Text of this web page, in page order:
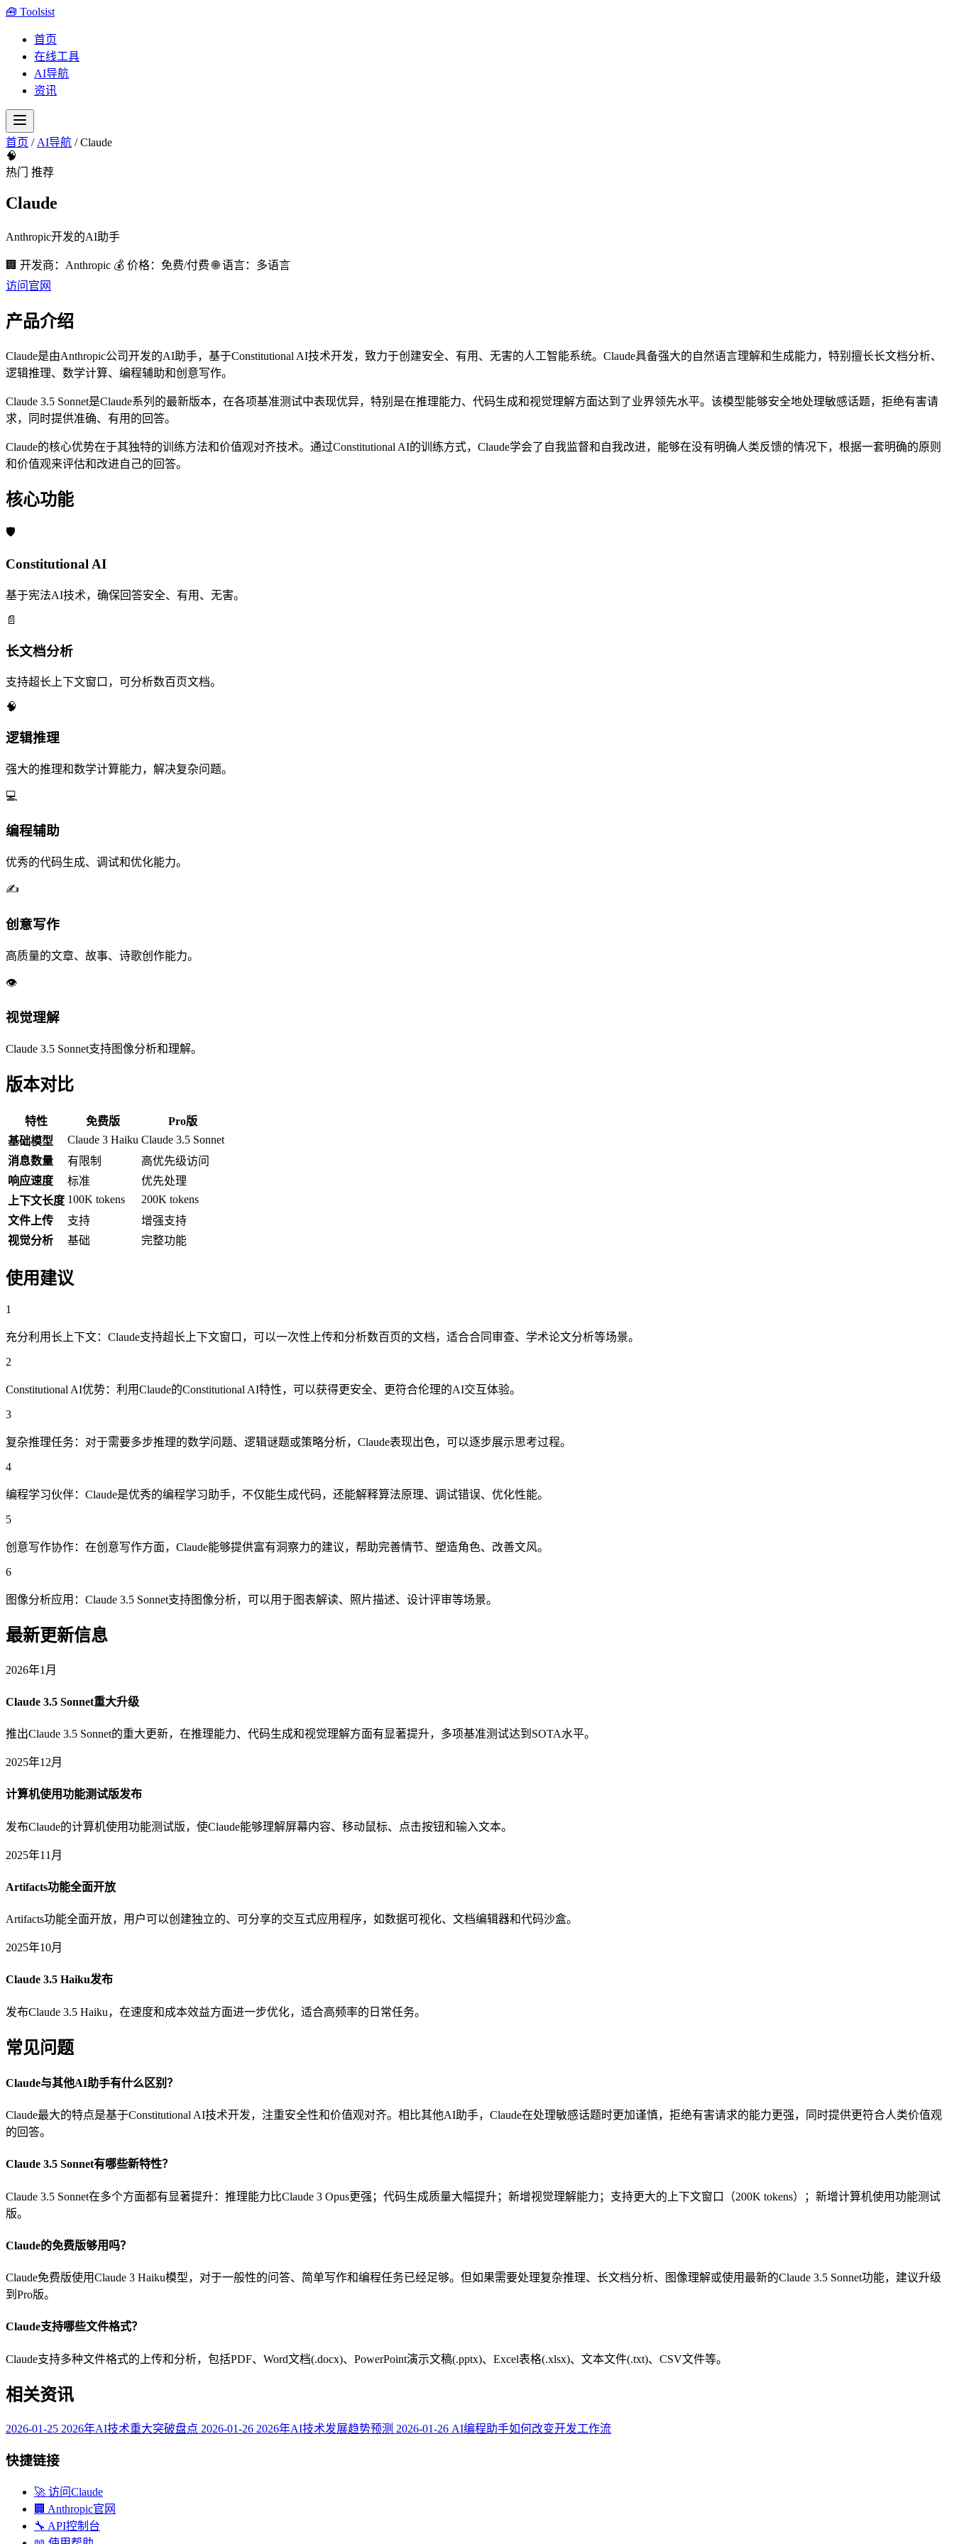
🧰 Toolsist
首页
在线工具
AI导航
资讯
首页 / AI导航 / Claude
🧠
热门
推荐
Claude
Anthropic开发的AI助手
🏢 开发商：Anthropic 💰 价格：免费/付费 🌐 语言：多语言
访问官网
产品介绍
Claude是由Anthropic公司开发的AI助手，基于Constitutional AI技术开发，致力于创建安全、有用、无害的人工智能系统。Claude具备强大的自然语言理解和生成能力，特别擅长长文档分析、
逻辑推理、数学计算、编程辅助和创意写作。
Claude 3.5 Sonnet是Claude系列的最新版本，在各项基准测试中表现优异，特别是在推理能力、代码生成和视觉理解方面达到了业界领先水平。该模型能够安全地处理敏感话题，拒绝有害请
求，同时提供准确、有用的回答。
Claude的核心优势在于其独特的训练方法和价值观对齐技术。通过Constitutional AI的训练方式，Claude学会了自我监督和自我改进，能够在没有明确人类反馈的情况下，根据一套明确的原则
和价值观来评估和改进自己的回答。
核心功能
🛡️
Constitutional AI
基于宪法AI技术，确保回答安全、有用、无害。
📄
长文档分析
支持超长上下文窗口，可分析数百页文档。
🧠
逻辑推理
强大的推理和数学计算能力，解决复杂问题。
💻
编程辅助
优秀的代码生成、调试和优化能力。
✍️
创意写作
高质量的文章、故事、诗歌创作能力。
👁️
视觉理解
Claude 3.5 Sonnet支持图像分析和理解。
版本对比
特性 免费版
Pro版
基础模型
Claude 3 Haiku Claude 3.5 Sonnet
消息数量
有限制
高优先级访问
响应速度
标准
优先处理
上下文长度 100K tokens
200K tokens
文件上传
支持
增强支持
视觉分析
基础 完整功能
使用建议
1
充分利用长上下文：Claude支持超长上下文窗口，可以一次性上传和分析数百页的文档，适合合同审查、学术论文分析等场景。
2
Constitutional AI优势：利用Claude的Constitutional AI特性，可以获得更安全、更符合伦理的AI交互体验。
3
复杂推理任务：对于需要多步推理的数学问题、逻辑谜题或策略分析，Claude表现出色，可以逐步展示思考过程。
4
编程学习伙伴：Claude是优秀的编程学习助手，不仅能生成代码，还能解释算法原理、调试错误、优化性能。
5
创意写作协作：在创意写作方面，Claude能够提供富有洞察力的建议，帮助完善情节、塑造角色、改善文风。
6
图像分析应用：Claude 3.5 Sonnet支持图像分析，可以用于图表解读、照片描述、设计评审等场景。
最新更新信息
2026年1月
Claude 3.5 Sonnet重大升级
推出Claude 3.5 Sonnet的重大更新，在推理能力、代码生成和视觉理解方面有显著提升，多项基准测试达到SOTA水平。
2025年12月
计算机使用功能测试版发布
发布Claude的计算机使用功能测试版，使Claude能够理解屏幕内容、移动鼠标、点击按钮和输入文本。
2025年11月
Artifacts功能全面开放
Artifacts功能全面开放，用户可以创建独立的、可分享的交互式应用程序，如数据可视化、文档编辑器和代码沙盒。
2025年10月
Claude 3.5 Haiku发布
发布Claude 3.5 Haiku，在速度和成本效益方面进一步优化，适合高频率的日常任务。
常见问题
Claude与其他AI助手有什么区别？
Claude最大的特点是基于Constitutional AI技术开发，注重安全性和价值观对齐。相比其他AI助手，Claude在处理敏感话题时更加谨慎，拒绝有害请求的能力更强，同时提供更符合人类价值观
的回答。
Claude 3.5 Sonnet有哪些新特性？
Claude 3.5 Sonnet在多个方面都有显著提升：推理能力比Claude 3 Opus更强；代码生成质量大幅提升；新增视觉理解能力；支持更大的上下文窗口（200K tokens）；新增计算机使用功能测试
版。
Claude的免费版够用吗？
Claude免费版使用Claude 3 Haiku模型，对于一般性的问答、简单写作和编程任务已经足够。但如果需要处理复杂推理、长文档分析、图像理解或使用最新的Claude 3.5 Sonnet功能，建议升级
到Pro版。
Claude支持哪些文件格式？
Claude支持多种文件格式的上传和分析，包括PDF、Word文档(.docx)、PowerPoint演示文稿(.pptx)、Excel表格(.xlsx)、文本文件(.txt)、CSV文件等。
相关资讯
2026-01-25 2026年AI技术重大突破盘点 2026-01-26 2026年AI技术发展趋势预测 2026-01-26 AI编程助手如何改变开发工作流
快捷链接
🚀 访问Claude
🏢 Anthropic官网
🔧 API控制台